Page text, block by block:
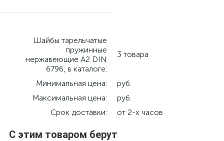
Шайбы тарельчатые
пружинные
нержавеющие А2 DIN
6796, в каталоге:
3 товара
Минимальная цена:
руб.
Максимальная цена:
руб.
Срок доставки:
от 2-х часов
С этим товаром берут